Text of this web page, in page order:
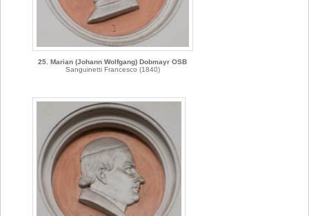
25. Marian (Johann Wolfgang) Dobmayr OSB
Sanguinetti Francesco (1840)